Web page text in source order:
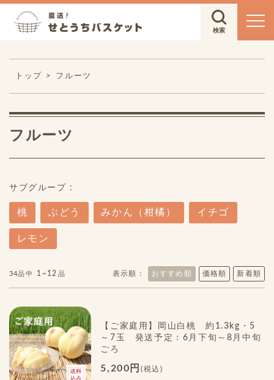
トップ フルーツ
フルーツ
サブグループ :
桃 ぶどう みかん（柑橘） イチゴ
レモン
34品中 1~12 品 表示順： おすすめ順 価格順 新着順
【ご家庭用】岡山白桃 約1.3kg・5
～7玉 発送予定：6月下旬～8月中旬
ごろ
5,200円 (税込)